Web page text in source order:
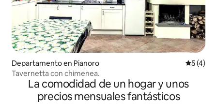
Departamento en Pianoro
5 (4)
Tavernetta con chimenea.
La comodidad de un hogar y unos
precios mensuales fantásticos